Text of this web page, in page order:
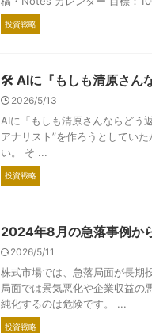
投資戦略
🛠 AIに『もしも清原さん
2026/5/13
AIに「もしも清原さんならどう
アナリスト”を作ろうとしてい
い。 そ ...
投資戦略
2024年8月の急落事例か
2026/5/11
株式市場では、急落局面が長期
局面では景気悪化や企業収益の
純化するのは危険です。 ...
投資戦略